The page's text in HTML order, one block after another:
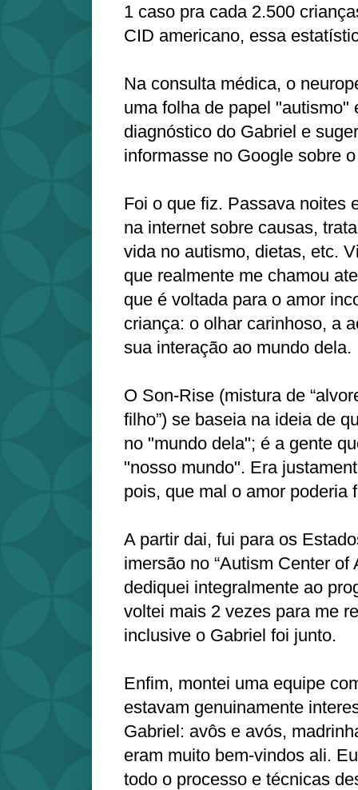
1 caso pra cada 2.500
CID americano, essa
Na consulta médica, o
uma folha de papel "autismo"
diagnóstico do Gabriel e
informasse no Google sobre
Foi o que fiz. Passava noites
na internet sobre causas,
vida no autismo, dietas, etc.
que realmente me chamou
que é voltada para o amor
criança: o olhar carinhoso, a
sua interação ao mundo dela.
O Son-Rise (mistura de
filho”) se baseia na ideia de
no "mundo dela"; é a gente
"nosso mundo". Era
pois, que mal o amor poderia
A partir dai, fui para os
imersão no “Autism Center of
dediquei integralmente ao
voltei mais 2 vezes para me
inclusive o Gabriel foi junto.
Enfim, montei uma equipe
estavam genuinamente
Gabriel: avôs e avós,
eram muito bem-vindos ali.
todo o processo e técnicas